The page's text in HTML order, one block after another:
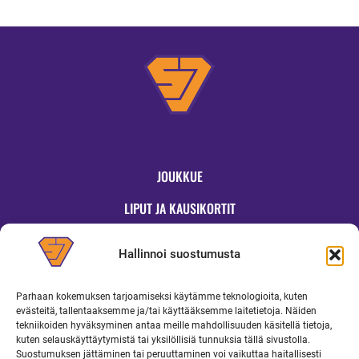
Hallinnoi suostumusta
Parhaan kokemuksen tarjoamiseksi käytämme teknologioita, kuten
evästeitä, tallentaaksemme ja/tai käyttääksemme laitetietoja. Näiden
tekniikoiden hyväksyminen antaa meille mahdollisuuden käsitellä tietoja,
kuten selauskäyttäytymistä tai yksilöllisiä tunnuksia tällä sivustolla.
Suostumuksen jättäminen tai peruuttaminen voi vaikuttaa haitallisesti
JOUKKUE
LIPUT JA KAUSIKORTIT
OTTELUINFO
UUTISET